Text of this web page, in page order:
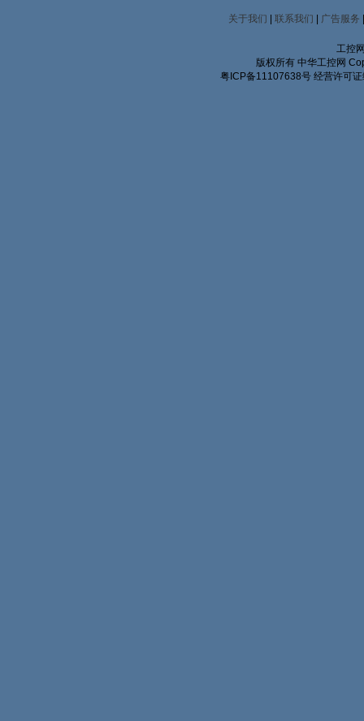
关于我们 | 联系我们 | 广告服务
工控
版权所有 中华工控网
粤ICP备11107638号 经营许可